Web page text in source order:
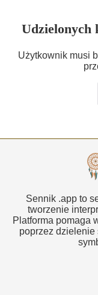
Udzielonych
Użytkownik musi
Sennik .app to
tworzenie
Platforma pomaga
poprzez dzielenie